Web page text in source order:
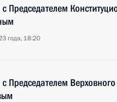
с Председателем
года, 18:20
с Председателем